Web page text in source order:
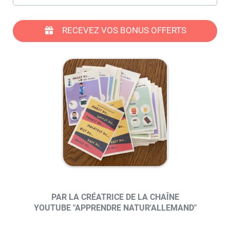
RECEVEZ VOS BONUS OFFERTS
PAR LA CRÉATRICE DE LA CHAÎNE
YOUTUBE "APPRENDRE NATUR'ALLEMAND"